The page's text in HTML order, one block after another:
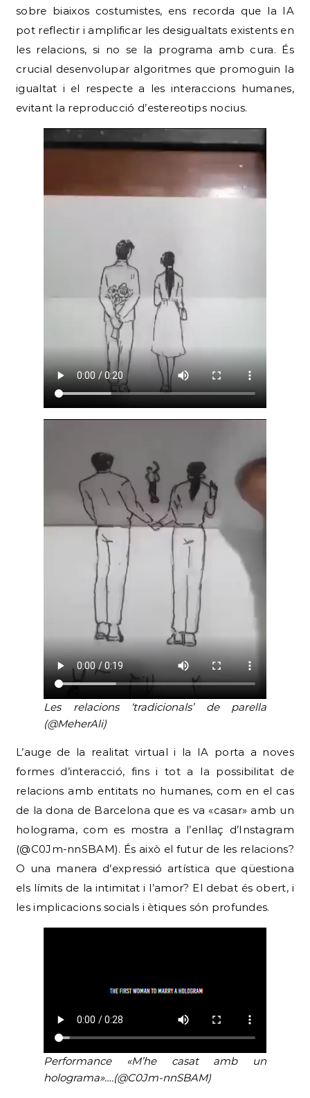
sobre biaixos costumistes, ens recorda que la IA
pot reflectir i amplificar les desigualtats existents en
les relacions, si no se la programa amb cura. És
crucial desenvolupar algoritmes que promoguin la
igualtat i el respecte a les interaccions humanes,
evitant la reproducció d’estereotips nocius.
Les relacions ‘tradicionals’ de parella
(@MeherAli)
L’auge de la realitat virtual i la IA porta a noves
formes d’interacció, fins i tot a la possibilitat de
relacions amb entitats no humanes, com en el cas
de la dona de Barcelona que es va «casar» amb un
holograma, com es mostra a l’enllaç d’Instagram
(@C0Jm-nnSBAM). És això el futur de les relacions?
O una manera d’expressió artística que qüestiona
els límits de la intimitat i l’amor? El debat és obert, i
les implicacions socials i ètiques són profundes.
Performance «M’he casat amb un
holograma»….(@C0Jm-nnSBAM)